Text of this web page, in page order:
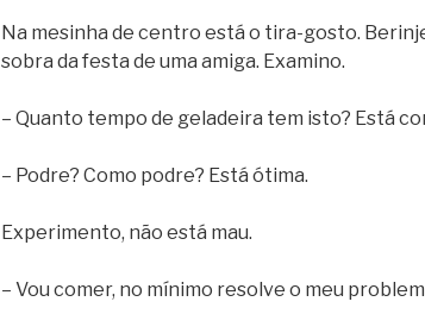
Na mesinha de centro está o tira-gosto.
sobra da festa de uma amiga. Examino.
– Quanto tempo de geladeira tem isto? Está
– Podre? Como podre? Está ótima.
Experimento, não está mau.
– Vou comer, no mínimo resolve o meu